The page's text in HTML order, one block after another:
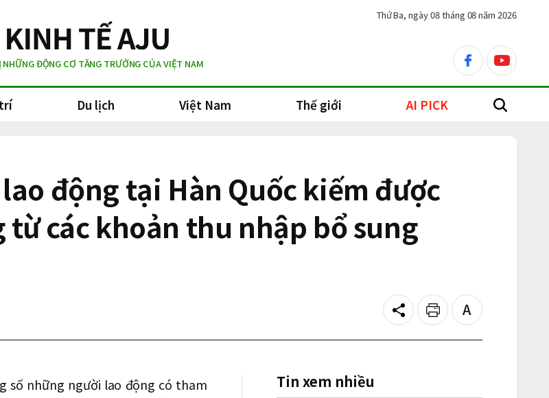
ĐỘNG CƠ TĂNG TRƯỞNG CỦA VIỆT NAM
facebookyoutube
Thứ Ba, ngày 08 tháng 08 năm 2026
Du lịch Việt Nam Thế giới AI PICK search
động tại Hàn Quốc kiếm được
các khoản thu nhập bổ sung
Share Print
Text
size
số những người lao động có tham
Tin xem nhiều